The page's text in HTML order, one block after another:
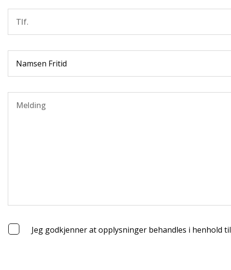
Jeg godkjenner at opplysninger behandles i henhold til